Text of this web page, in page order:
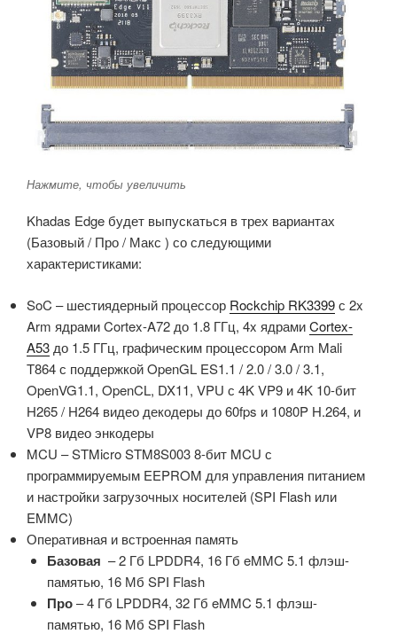
Нажмите, чтобы увеличить
Khadas Edge будет выпускаться в трех вариантах
(Базовый / Про / Макс ) со следующими
характеристиками:
SoC – шестиядерный процессор Rockchip RK3399с 2x
Arm ядрами Cortex-A72 до 1.8 ГГц, 4x ядрамиCortex-
A53 до 1.5 ГГц, графическим процессором Arm Mali
T864 с поддержкой OpenGL ES1.1 / 2.0 / 3.0 / 3.1,
OpenVG1.1, OpenCL, DX11, VPU с 4K VP9 и 4K 10-бит
H265 / H264 видео декодеры до 60fps и 1080P H.264, и
VP8 видео энкодеры
MCU – STMicro STM8S003 8-бит MCU с
программируемым EEPROM для управления питанием
и настройки загрузочных носителей (SPI Flash или
EMMC)
Оперативная и встроенная память
Базовая – 2 Гб LPDDR4, 16 Гб eMMC 5.1 флэш-
памятью, 16 Мб SPI Flash
Про– 4 Гб LPDDR4, 32 Гб eMMC 5.1 флэш-
памятью, 16 Мб SPI Flash